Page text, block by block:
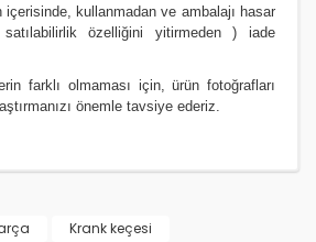
içerisinde, kullanmadan ve ambalajı hasar
özelliğini yitirmeden ) iade
farklı olmaması için, ürün fotoğrafları
önemle tavsiye ederiz.
Krank keçesi